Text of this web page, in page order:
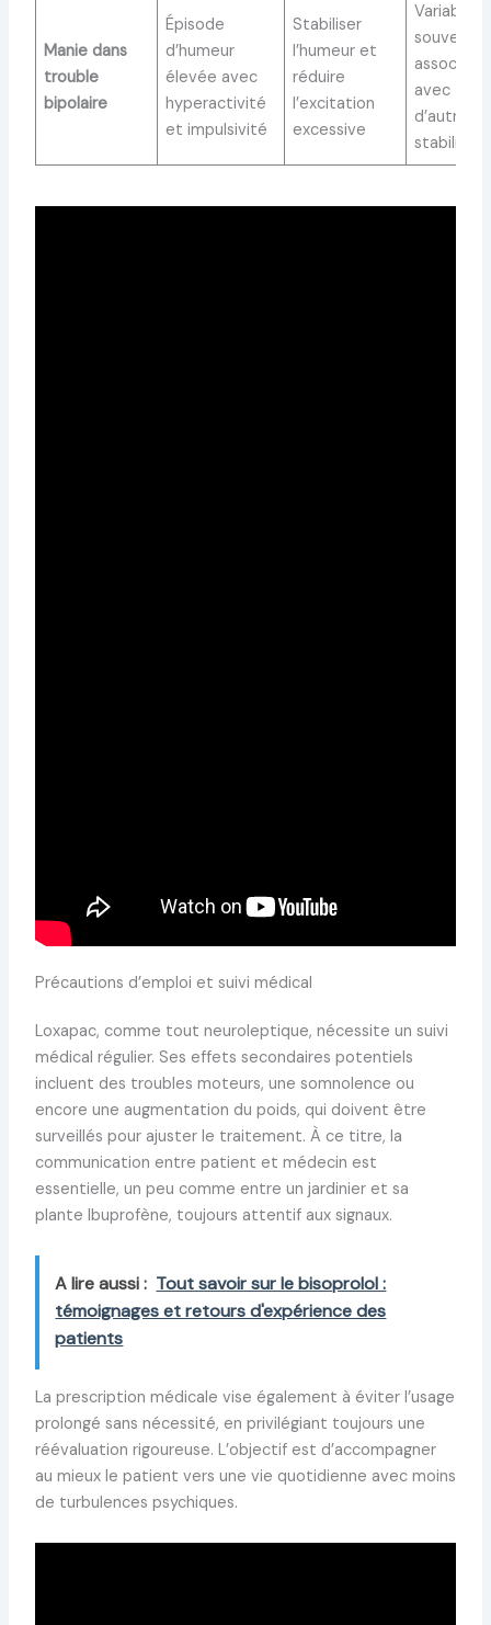
Manie dans
trouble
bipolaire
Épisode
d’humeur
élevée avec
hyperactivité
et impulsivité
Stabiliser
l’humeur et
réduire
l’excitation
excessive
Variable,
souvent
avec
d’autres
Précautions d’emploi et suivi médical
Loxapac, comme tout neuroleptique, nécessite un suivi
médical régulier. Ses effets secondaires potentiels
incluent des troubles moteurs, une somnolence ou
encore une augmentation du poids, qui doivent être
surveillés pour ajuster le traitement. À ce titre, la
communication entre patient et médecin est
essentielle, un peu comme entre un jardinier et sa
plante Ibuprofène, toujours attentif aux signaux.
A lire aussi : Tout savoir sur le bisoprolol :
témoignages et retours d'expérience des
patients
La prescription médicale vise également à éviter l’usage
prolongé sans nécessité, en privilégiant toujours une
réévaluation rigoureuse. L’objectif est d’accompagner
au mieux le patient vers une vie quotidienne avec moins
de turbulences psychiques.